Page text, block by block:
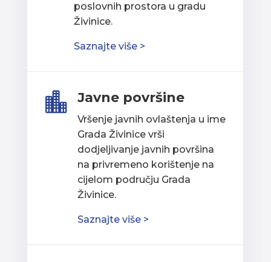
poslovnih prostora u gradu
Živinice.
Saznajte više >
 Javne površine
Vršenje javnih ovlaštenja u ime
Grada Živinice vrši
dodjeljivanje javnih površina
na privremeno korištenje na
cijelom području Grada
Živinice.
Saznajte više >